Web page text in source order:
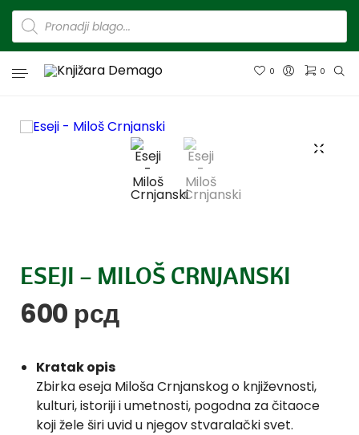
0 0
ESEJI – MILOŠ CRNJANSKI
600 рсд
Kratak opis
Zbirka eseja Miloša Crnjanskog o književnosti,
kulturi, istoriji i umetnosti, pogodna za čitaoce
koji žele širi uvid u njegov stvaralački svet.